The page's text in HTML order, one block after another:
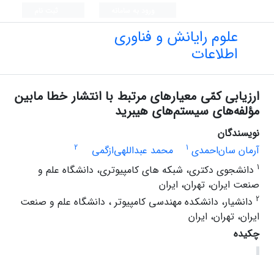
علوم رایانش و فناوری
اطلاعات
ارزیابی کمّی معیارهای مرتبط با انتشار خطا مابین
مؤلفه‌های سیستم‌های هیبرید
نویسندگان
آرمان سان‌احمدی 1 محمد عبداللهی‌ازگمی
2
1 دانشجوی دکتری، شبکه های کامپیوتری، دانشگاه علم و
صنعت ایران، تهران، ایران
2 دانشیار، دانشکده مهندسی کامپیوتر ، دانشگاه علم و صنعت
ایران، تهران، ایران
چکیده